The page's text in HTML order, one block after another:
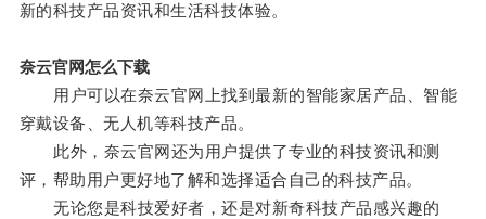
新的科技产品资讯和生活科技体验。
奈云官网怎么下载
用户可以在奈云官网上找到最新的智能家居产品、智能
穿戴设备、无人机等科技产品。
此外，奈云官网还为用户提供了专业的科技资讯和测
评，帮助用户更好地了解和选择适合自己的科技产品。
无论您是科技爱好者，还是对新奇科技产品感兴趣的